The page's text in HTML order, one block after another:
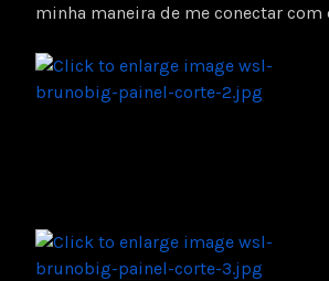
minha maneira de me conectar com